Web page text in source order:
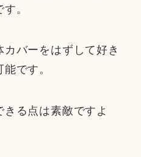
。
バーをはずして好き
です。
る点は素敵ですよ